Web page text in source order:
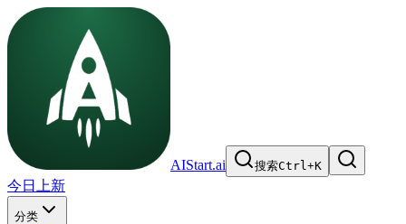
AIStart.ai 搜索Ctrl+K
今日上新
分类